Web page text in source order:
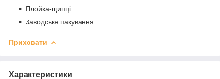
Плойка-щипці
Заводське пакування.
Приховати
Характеристики